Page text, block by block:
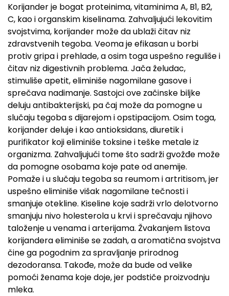
Korijander je bogat proteinima, vitaminima A, B1, B2,
C, kao i organskim kiselinama. Zahvaljujući lekovitim
svojstvima, korijander može da ublaži čitav niz
zdravstvenih tegoba. Veoma je efikasan u borbi
protiv gripa i prehlade, a osim toga uspešno reguliše i
čitav niz digestivnih problema. Jača želudac,
stimuliše apetit, eliminiše nagomilane gasove i
sprečava nadimanje. Sastojci ove začinske biljke
deluju antibakterijski, pa čaj može da pomogne u
slučaju tegoba s dijarejom i opstipacijom. Osim toga,
korijander deluje i kao antioksidans, diuretik i
purifikator koji eliminiše toksine i teške metale iz
organizma. Zahvaljujući tome što sadrži gvožđe može
da pomogne osobama koje pate od anemije.
Pomaže i u slučaju tegoba sa reumom i artritisom, jer
uspešno eliminiše višak nagomilane tečnosti i
smanjuje otekline. Kiseline koje sadrži vrlo delotvorno
smanjuju nivo holesterola u krvi i sprečavaju njihovo
taloženje u venama i arterijama. Žvakanjem listova
korijandera eliminiše se zadah, a aromatična svojstva
čine ga pogodnim za spravljanje prirodnog
dezodoransa. Takođe, može da bude od velike
pomoći ženama koje doje, jer podstiče proizvodnju
mleka.